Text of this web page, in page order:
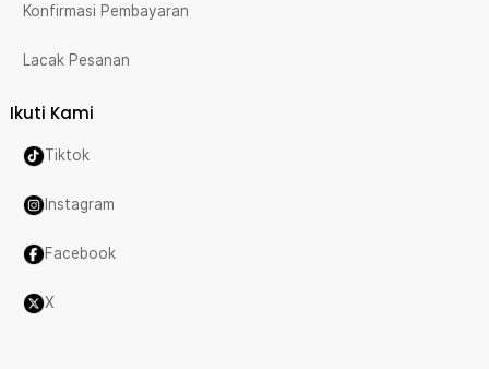
Konfirmasi Pembayaran
Lacak Pesanan
Ikuti Kami
Tiktok
Instagram
Facebook
X